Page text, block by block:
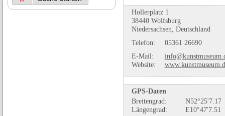
Hollerplatz 1
38440 Wolfsburg
Niedersachsen, Deutschland
Telefon:
05361 26690
E-Mail:
Website:
GPS-Daten
Breitengrad:
N52°25'7.17
Längengrad:
E10°47'7.51